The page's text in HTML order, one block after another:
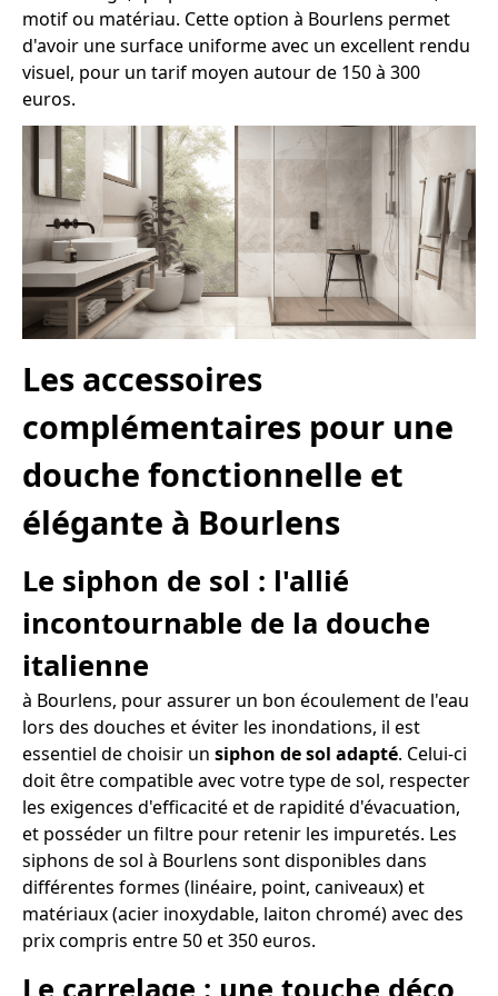
motif ou matériau. Cette option à Bourlens permet
d'avoir une surface uniforme avec un excellent rendu
visuel, pour un tarif moyen autour de 150 à 300
euros.
Les accessoires
complémentaires pour une
douche fonctionnelle et
élégante à Bourlens
Le siphon de sol : l'allié
incontournable de la douche
italienne
à Bourlens, pour assurer un bon écoulement de l'eau
lors des douches et éviter les inondations, il est
essentiel de choisir un siphon de sol adapté. Celui-ci
doit être compatible avec votre type de sol, respecter
les exigences d'efficacité et de rapidité d'évacuation,
et posséder un filtre pour retenir les impuretés. Les
siphons de sol à Bourlens sont disponibles dans
différentes formes (linéaire, point, caniveaux) et
matériaux (acier inoxydable, laiton chromé) avec des
prix compris entre 50 et 350 euros.